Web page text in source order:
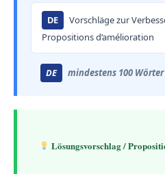
DE Vorschläge zur
Propositions d’amélioration
DE mindestens 100 Wörter
Lösungsvorschlag /